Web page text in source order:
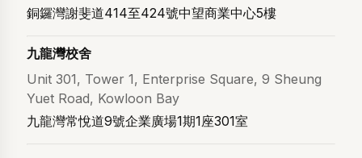
銅鑼灣謝斐道414至424號中望商業中心5樓
九龍灣校舍
Unit 301, Tower 1, Enterprise Square, 9 Sheung
Yuet Road, Kowloon Bay
九龍灣常悅道9號企業廣場1期1座301室